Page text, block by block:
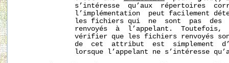
s’intéresse  qu’aux  répertoires
l’implémentation  peut facilement
les fichiers qui  ne  sont  pas  des
renvoyés  à  l’appelant.  Toutefois,
vérifier que les fichiers renvoyés
de  cet  attribut  est  simplement
lorsque l’appelant ne s’intéresse